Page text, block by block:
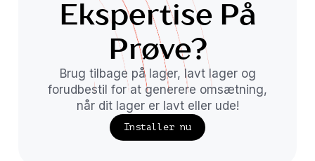
Ekspertise På
Prøve?
Brug tilbage på lager, lavt lager og
forudbestil for at generere omsætning,
når dit lager er lavt eller ude!
Installer nu